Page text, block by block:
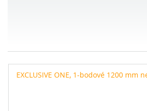
EXCLUSIVE ONE, 1-bodové 1200 mm